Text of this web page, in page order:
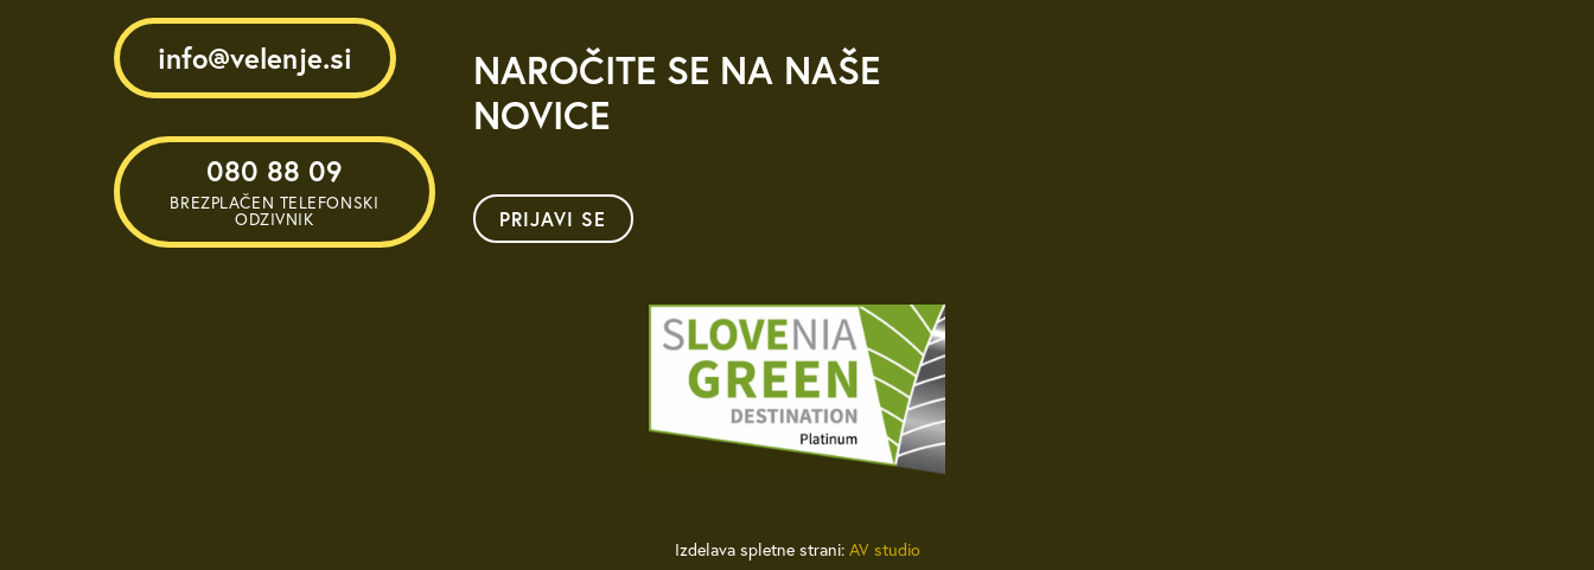
info@velenje.si
080 88 09
BREZPLAČEN TELEFONSKI
ODZIVNIK
NAROČITE SE NA NAŠE
NOVICE
PRIJAVI SE
Izdelava spletne strani: AV studio